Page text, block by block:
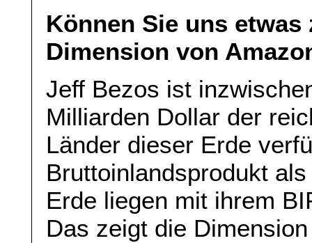
Können Sie uns
Dimension von
Jeff Bezos ist
Milliarden Dollar der
Länder dieser Erde
Bruttoinlandsprodukt
Erde liegen mit ihrem
Das zeigt die